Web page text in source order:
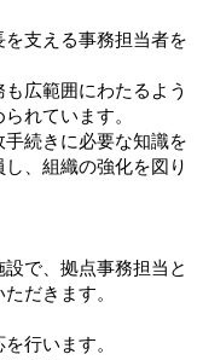
を支える事務担当者を
広範囲にわたるよう
れています。
続きに必要な知識を
、組織の強化を図り
設で、拠点事務担当と
だきます。
行います。